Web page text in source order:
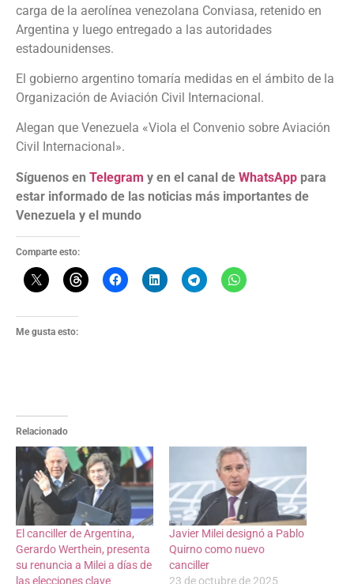
carga de la aerolínea venezolana Conviasa, retenido en
Argentina y luego entregado a las autoridades
estadounidenses.
El gobierno argentino tomaría medidas en el ámbito de la
Organización de Aviación Civil Internacional.
Alegan que Venezuela «Viola el Convenio sobre Aviación
Civil Internacional».
Síguenos en Telegram y en el canal de WhatsApp para
estar informado de las noticias más importantes de
Venezuela y el mundo
Comparte esto:
Me gusta esto:
Relacionado
El canciller de Argentina,
Gerardo Werthein, presenta
su renuncia a Milei a días de
las elecciones clave
Javier Milei designó a Pablo
Quirno como nuevo
canciller
23 de octubre de 2025